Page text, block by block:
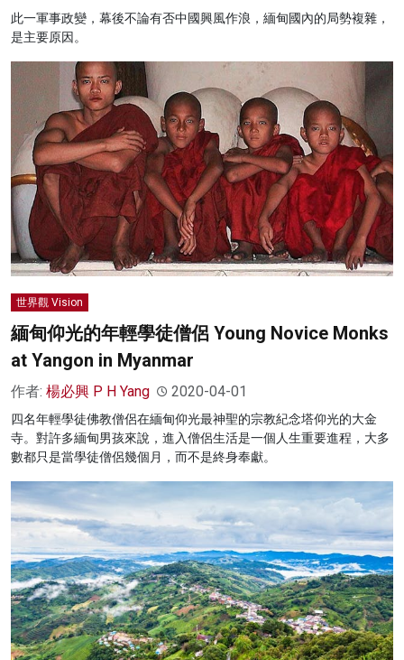
此一軍事政變，幕後不論有否中國興風作浪，緬甸國內的局勢複雜，
是主要原因。
世界觀 Vision
緬甸仰光的年輕學徒僧侶 Young Novice Monks
at Yangon in Myanmar
作者: 楊必興 P H Yang 2020-04-01
四名年輕學徒佛教僧侶在緬甸仰光最神聖的宗教紀念塔仰光的大金
寺。對許多緬甸男孩來說，進入僧侶生活是一個人生重要進程，大多
數都只是當學徒僧侶幾個月，而不是終身奉獻。